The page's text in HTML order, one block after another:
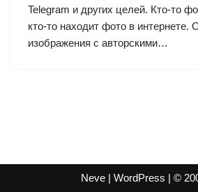
Telegram и других целей. Кто-то
кто-то находит фото в интернете.
изображения с авторскими…
Neve | WordPress | ©